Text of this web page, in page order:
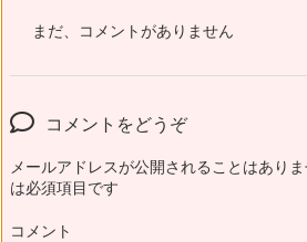
まだ、コメントがありません
コメントをどうぞ
メールアドレスが公開されることはありま
は必須項目です
コメント